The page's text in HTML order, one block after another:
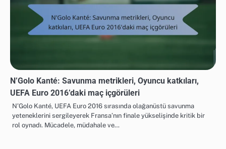
N’Golo Kanté: Savunma metrikleri, Oyuncu katkıları,
UEFA Euro 2016’daki maç içgörüleri
N’Golo Kanté, UEFA Euro 2016 sırasında olağanüstü savunma
yeteneklerini sergileyerek Fransa’nın finale yükselişinde kritik bir
rol oynadı. Mücadele, müdahale ve…